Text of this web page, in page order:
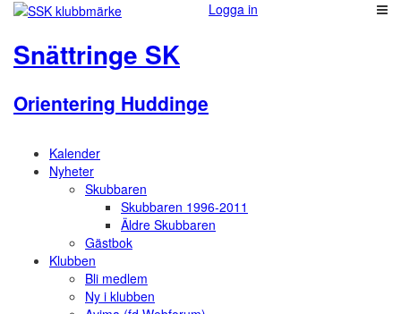
Logga in
Snättringe SK
Orientering Huddinge
Kalender
Nyheter
Skubbaren
Skubbaren 1996-2011
Äldre Skubbaren
Gästbok
Klubben
Bli medlem
Ny i klubben